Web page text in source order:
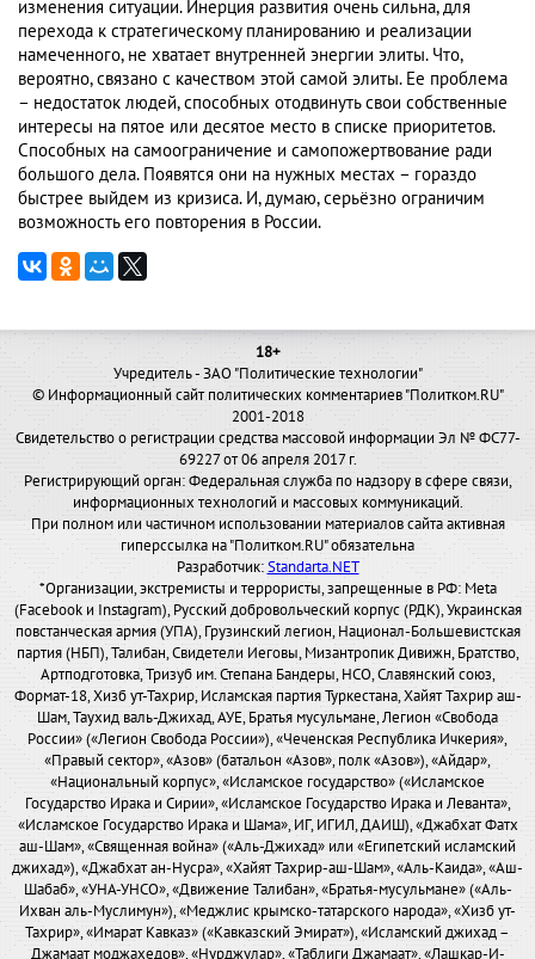
изменения ситуации. Инерция развития очень сильна, для
перехода к стратегическому планированию и реализации
намеченного, не хватает внутренней энергии элиты. Что,
вероятно, связано с качеством этой самой элиты. Ее проблема
– недостаток людей, способных отодвинуть свои собственные
интересы на пятое или десятое место в списке приоритетов.
Способных на самоограничение и самопожертвование ради
большого дела. Появятся они на нужных местах – гораздо
быстрее выйдем из кризиса. И, думаю, серьёзно ограничим
возможность его повторения в России.
18+
Учредитель - ЗАО "Политические технологии"
© Информационный сайт политических комментариев "Политком.RU"
2001-2018
Свидетельство о регистрации средства массовой информации Эл № ФС77-
69227 от 06 апреля 2017 г.
Регистрирующий орган: Федеральная служба по надзору в сфере связи,
информационных технологий и массовых коммуникаций.
При полном или частичном использовании материалов сайта активная
гиперссылка на "Политком.RU" обязательна
Разработчик:Standarta.NET
*Организации, экстремисты и террористы, запрещенные в РФ: Meta
(Facebook и Instagram), Русский добровольческий корпус (РДК), Украинская
повстанческая армия (УПА), Грузинский легион, Национал-Большевистская
партия (НБП), Талибан, Свидетели Иеговы, Мизантропик Дивижн, Братство,
Артподготовка, Тризуб им. Степана Бандеры, НСО, Славянский союз,
Формат-18, Хизб ут-Тахрир, Исламская партия Туркестана, Хайят Тахрир аш-
Шам, Таухид валь-Джихад, АУЕ, Братья мусульмане, Легион «Свобода
России» («Легион Свобода России»), «Чеченская Республика Ичкерия»,
«Правый сектор», «Азов» (батальон «Азов», полк «Азов»), «Айдар»,
«Национальный корпус», «Исламское государство» («Исламское
Государство Ирака и Сирии», «Исламское Государство Ирака и Леванта»,
«Исламское Государство Ирака и Шама», ИГ, ИГИЛ, ДАИШ), «Джабхат Фатх
аш-Шам», «Священная война» («Аль-Джихад» или «Египетский исламский
джихад»), «Джабхат ан-Нусра», «Хайят Тахрир-аш-Шам», «Аль-Каида», «Аш-
Шабаб», «УНА-УНСО», «Движение Талибан», «Братья-мусульмане» («Аль-
Ихван аль-Муслимун»), «Меджлис крымско-татарского народа», «Хизб ут-
Тахрир», «Имарат Кавказ» («Кавказский Эмират»), «Исламский джихад –
Джамаат моджахедов», «Нурджулар», «Таблиги Джамаат», «Лашкар-И-